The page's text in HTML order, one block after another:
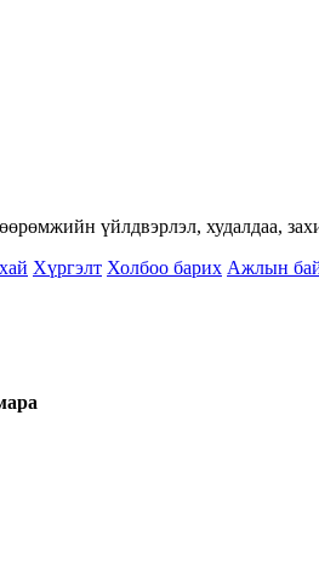
үйлдвэрлэл, худалдаа,
Хүргэлт Холбоо барих Ажлын